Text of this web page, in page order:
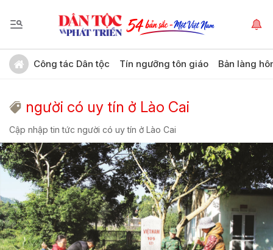
Công tác Dân tộc Tín ngưỡng tôn giáo Bản làng
người có uy tín ở Lào Cai
Cập nhập tin tức người có uy tín ở Lào Cai